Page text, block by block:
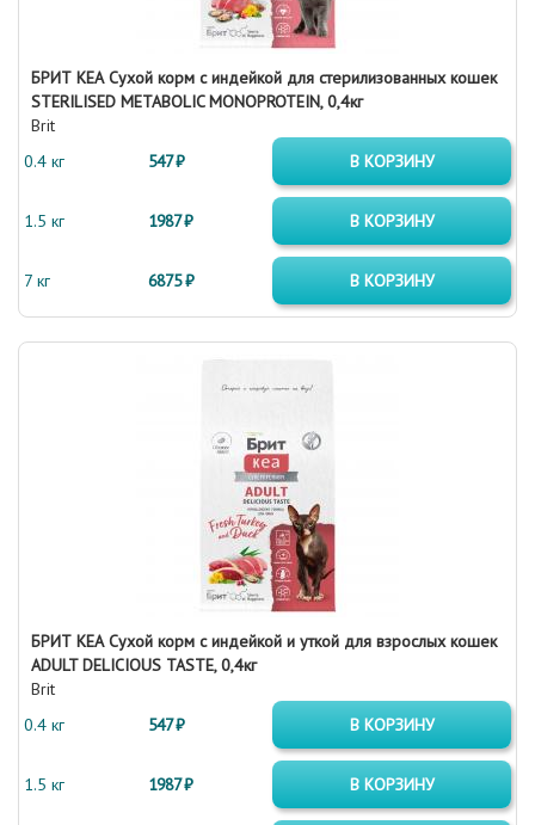
БРИТ КЕА Сухой корм с индейкой для стерилизованных кошек
STERILISED METABOLIC MONOPROTEIN, 0,4кг
Brit
0.4 кг
547 ₽ В КОРЗИНУ
1.5 кг 1987 ₽ В КОРЗИНУ
7 кг 6875 ₽ В КОРЗИНУ
БРИТ КЕА Сухой корм с индейкой и уткой для взрослых кошек
ADULT DELICIOUS TASTE, 0,4кг
Brit
0.4 кг
547 ₽ В КОРЗИНУ
1.5 кг 1987 ₽ В КОРЗИНУ